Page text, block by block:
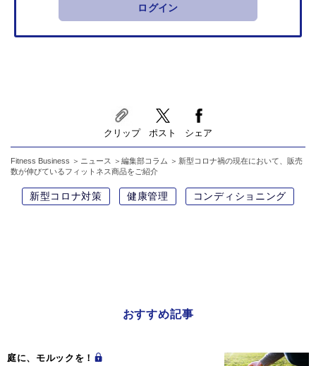
ログイン
クリップ ポスト シェア
Fitness Business ニュース 編集部コラム
新型コロナ禍の現在において、販売
数が伸びているフィットネス商品をご紹介
新型コロナ対策 健康管理 コンディショニング
おすすめ記事
庭に、モルックを！